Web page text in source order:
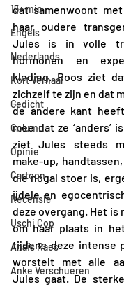
15+ min
Engels
Nederlands
Kort Verhaal
Gedicht
Column
Opinie
Cartoon
Recensie
Uschi Cop
Anaïs Raes
Anke Verschueren
dat samenwoont
haar oudere
Jules is in volle
hormonen en
kleding. Roos ziet
zichzelf te zijn en dat
de andere kant
mee dat ze ‘anders’
ziet Jules steeds
make-up,
die nogal stoer is,
ijdele en
deze overgang. Het is
om haar plaats in
tijdens deze intense
worstelt met alle
Jules gaat. De